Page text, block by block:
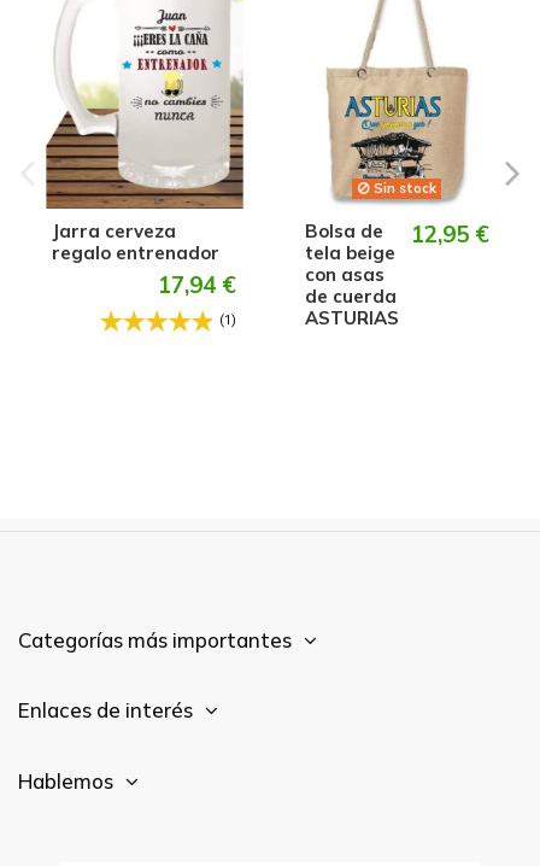
Jarra cerveza
regalo entrenador
17,94 €
(1)
Sin stock
Bolsa de
tela beige
con asas
de cuerda
ASTURIAS
12,95 €
Categorías más importantes
Enlaces de interés
Hablemos